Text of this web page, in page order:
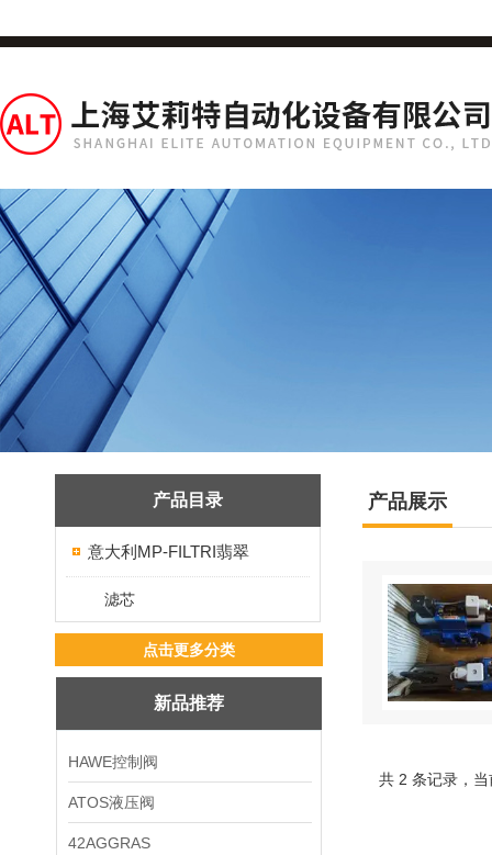
产品目录
意大利MP-FILTRI翡翠
滤芯
点击更多分类
新品推荐
HAWE控制阀
ATOS液压阀
42AGGRAS
产品展示
共 2 条记录，